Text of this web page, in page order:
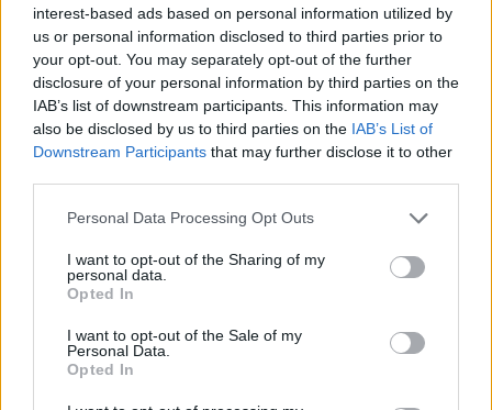
interest-based ads based on personal information utilized by
us or personal information disclosed to third parties prior to
your opt-out. You may separately opt-out of the further
disclosure of your personal information by third parties on the
IAB’s list of downstream participants. This information may
also be disclosed by us to third parties on the IAB’s List of
Downstream Participants that may further disclose it to other
Please note that this website/app uses one or more Google
not limited to your visit or usage behaviour. You may click to
grant or deny consent to Google and its third-party tags to
use your data for below specified purposes in below Google
consent section.
Personal Data Processing Opt Outs
I want to opt-out of the Sharing of my
personal data.
Opted In
I want to opt-out of the Sale of my
Personal Data.
Opted In
tovább
Jótékonysági koncertet ad Szakcsi Lakatos
Béla
2015. 01. 11.